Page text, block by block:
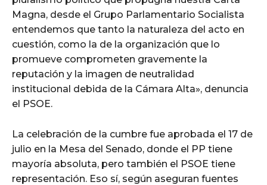
Magna, desde el Grupo Parlamentario Socialista
entendemos que tanto la naturaleza del acto en
cuestión, como la de la organización que lo
promueve comprometen gravemente la
reputación y la imagen de neutralidad
institucional debida de la Cámara Alta», denuncia
el PSOE.
La celebración de la cumbre fue aprobada el 17 de
julio en la Mesa del Senado, donde el PP tiene
mayoría absoluta, pero también el PSOE tiene
representación. Eso sí, según aseguran fuentes